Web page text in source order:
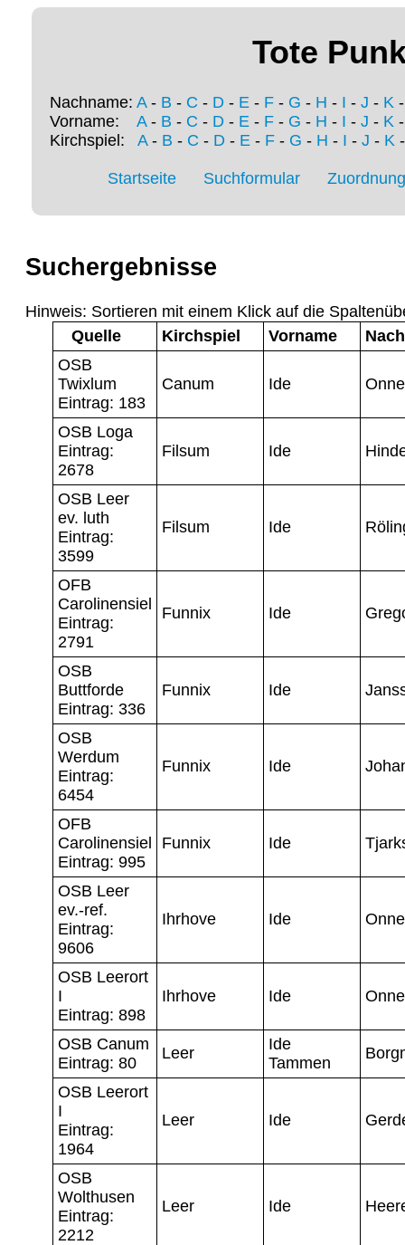
Tote
Nachname: A- B - C - D - E - F - G - H - I - J - K
Vorname: A- B - C - D - E - F - G - H - I - J - K
Kirchspiel: A- B - C - D- E- F- G - H - I - J - K
Startseite Suchformular
Suchergebnisse
Hinweis: Sortieren mit einem Klick auf die
Quelle
Kirchspiel Vorname
OSB
Twixlum
Eintrag: 183
Canum Ide
OSB Loga
Eintrag:
2678
Filsum Ide
OSB Leer
ev. luth
Eintrag:
3599
Filsum Ide
OFB
Carolinensiel
Eintrag:
2791
Funnix Ide
OSB
Buttforde
Eintrag: 336
Funnix Ide
OSB
Werdum
Eintrag:
6454
Funnix Ide
OFB
Carolinensiel
Eintrag: 995
Funnix Ide
OSB Leer
ev.-ref.
Eintrag:
9606
Ihrhove Ide
OSB Leerort
I
Eintrag: 898
Ihrhove Ide
OSB Canum
Eintrag: 80
Leer
Ide
Tammen
OSB Leerort
I
Eintrag:
1964
Leer Ide
OSB
Wolthusen
Eintrag:
2212
Leer Ide